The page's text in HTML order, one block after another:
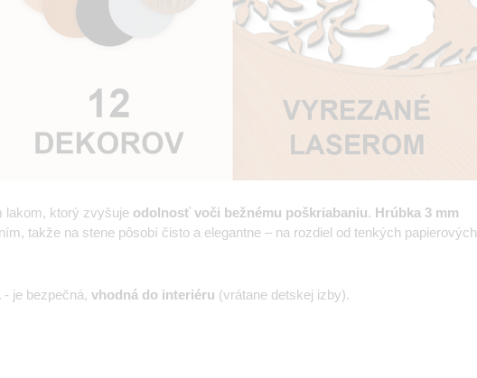
lakom, ktorý zvyšuje odolnosť voči bežnému poškriabaniu. Hrúbka 3 mm
takže na stene pôsobí čisto a elegantne – na rozdiel od tenkých papierových
- je bezpečná, vhodná do interiéru (vrátane detskej izby).